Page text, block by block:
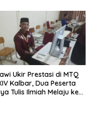
Ukir Prestasi di MTQ
Kalbar, Dua Peserta
Tulis Ilmiah Melaju ke